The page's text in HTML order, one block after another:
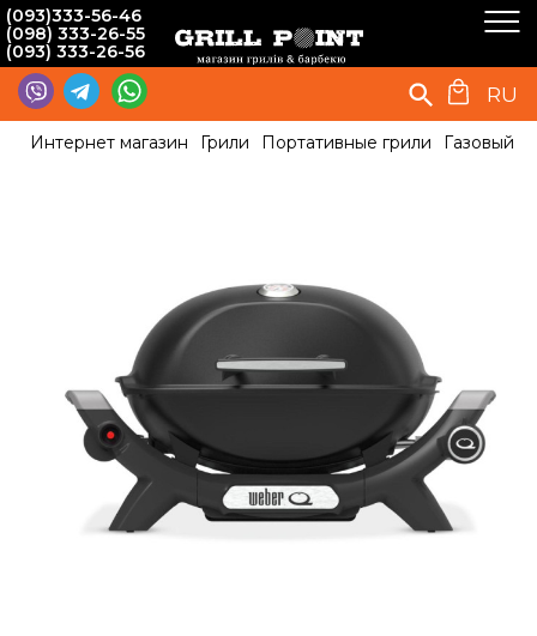
(093)333-56-46
(098) 333-26-55
(093) 333-26-56
RU
Интернет магазин Грили Портативные грили Газовый